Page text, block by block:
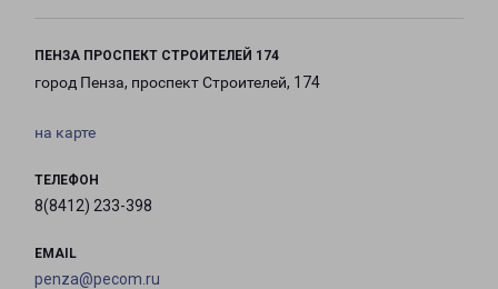
ПЕНЗА ПРОСПЕКТ СТРОИТЕЛЕЙ 174
город Пенза, проспект Строителей, 174
на карте
ТЕЛЕФОН
8(8412) 233-398
EMAIL
penza@pecom.ru